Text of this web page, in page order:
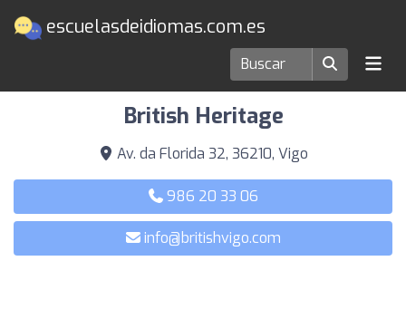
escuelasdeidiomas.com.es
Escuelas de idiomas en Vigo
British Heritage
Av. da Florida 32, 36210, Vigo
986 20 33 06
info@britishvigo.com